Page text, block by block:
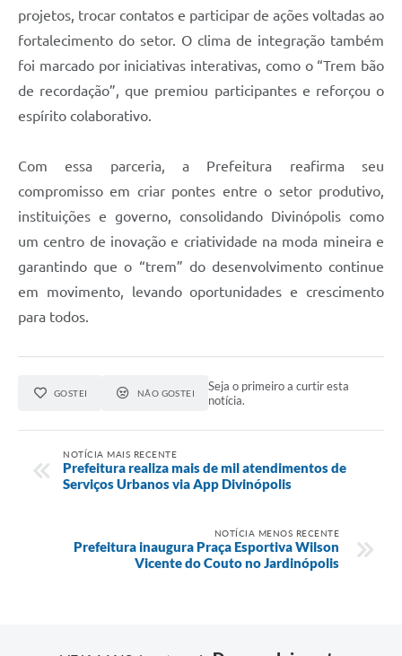
projetos, trocar contatos e participar de ações voltadas ao
fortalecimento do setor. O clima de integração também
foi marcado por iniciativas interativas, como o “Trem bão
de recordação”, que premiou participantes e reforçou o
espírito colaborativo.
Com essa parceria, a Prefeitura reafirma seu
compromisso em criar pontes entre o setor produtivo,
instituições e governo, consolidando Divinópolis como
um centro de inovação e criatividade na moda mineira e
garantindo que o “trem” do desenvolvimento continue
em movimento, levando oportunidades e crescimento
para todos.
GOSTEI NÃO GOSTEI
Seja o primeiro a curtir esta
notícia.
NOTÍCIA MAIS RECENTE
Prefeitura realiza mais de mil atendimentos de
Serviços Urbanos via App Divinópolis
NOTÍCIA MENOS RECENTE
Prefeitura inaugura Praça Esportiva Wilson
Vicente do Couto no Jardinópolis